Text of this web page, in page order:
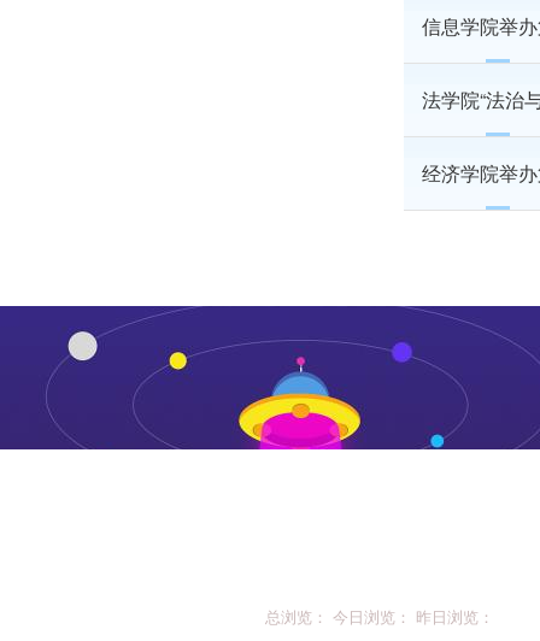
信息学院举
法学院“法治
经济学院举
总浏览： 今日浏览： 昨日浏览：